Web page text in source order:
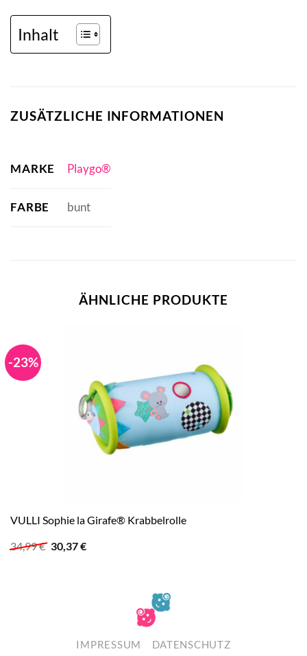
Inhalt
ZUSÄTZLICHE INFORMATIONEN
MARKE Playgo®
FARBE bunt
ÄHNLICHE PRODUKTE
-23%
VULLI Sophie la Girafe® Krabbelrolle
34,99€ Ursprünglicher
Preis
30,37€Aktueller
IMPRESSUM DATENSCHUTZ